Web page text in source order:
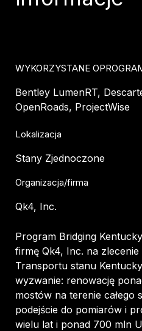
WYKORZYSTANE
Bentley LumenRT,
OpenRoads, ProjectWise
Lokalizacja
Stany Zjednoczone
Organizacja/firma
Qk4, Inc.
Program Bridging
firmę Qk4, Inc. na
Transportu stanu
wyzwanie: renowację
mostów na terenie całego
podejście do pomiarów i
wielu lat i ponad 700 mln